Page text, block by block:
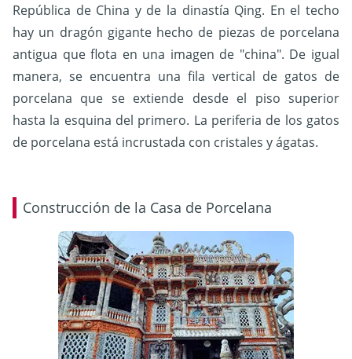
República de China y de la dinastía Qing. En el techo
hay un dragón gigante hecho de piezas de porcelana
antigua que flota en una imagen de "china". De igual
manera, se encuentra una fila vertical de gatos de
porcelana que se extiende desde el piso superior
hasta la esquina del primero. La periferia de los gatos
de porcelana está incrustada con cristales y ágatas.
Construcción de la Casa de Porcelana